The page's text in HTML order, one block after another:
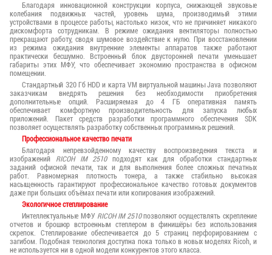
Благодаря инновационной конструкции корпуса, снижающей звуковые
колебания подвижных частей, уровень шума, производимый этими
устройствами в процессе работы, настолько низок, что не причиняет никакого
дискомфорта сотрудникам. В режиме ожидания вентиляторы полностью
прекращают работу, сводя шумовое воздействие к нулю. При восстановлении
из режима ожидания внутренние элементы аппаратов также работают
практически бесшумно. Встроенный блок двусторонней печати уменьшает
габариты этих МФУ, что обеспечивает экономию пространства в офисном
помещении.
Стандартный 320 Гб HDD и карта VM виртуальной машины Java позволяют
заказчикам внедрять решения без необходимости приобретения
дополнительные опций. Расширяемая до 4 ГБ оперативная память
обеспечивает комфортную производительность для запуска любых
приложений. Пакет средств разработки программного обеспечения SDK
позволяет осуществлять разработку собственных программных решений.
Профессиональное качество печати
Благодаря непревзойденному качеству воспроизведения текста и
изображений RICOH IM 2510подходят как для обработки стандартных
заданий офисной печати, так и для выполнения более сложных печатных
работ. Равномерная плотность тонера, а также стабильно высокая
насыщенность гарантируют профессиональное качество готовых документов
даже при больших объёмах печати или копирования изображений.
Экологичное степлирование
Интеллектуальные МФУ RICOH IM 2510позволяют осуществлять скрепление
отчетов и брошюр встроенным степлером в финишёры без использования
скрепок. Степлирование обеспечивается до 5 страниц перфорированием с
загибом. Подобная технология доступна пока только в новых моделях Ricoh, и
не используется ни в одной модели конкурентов этого класса.